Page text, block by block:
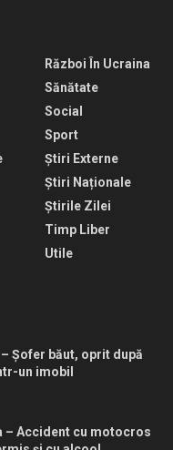
Război În Ucraina
Sănătate
Social
Sport
Știri Externe
Știri Naționale
Știrile Zilei
Timp Liber
Utile
Șofer băut, oprit după
un imobil
– Accident cu motocros